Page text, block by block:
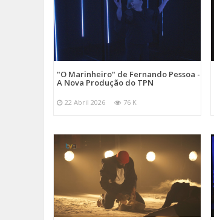
"O Marinheiro" de Fernando Pessoa -
A Nova Produção do TPN
22 Abril 2026 76 K